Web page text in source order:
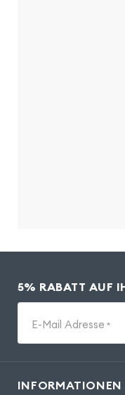
5% RABATT AUF
E-Mail Adresse *
INFORMATIONEN